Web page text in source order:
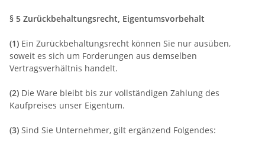
§ 5 Zurückbehaltungsrecht , Eigentumsvorbehalt
(1) Ein Zurückbehaltungsrecht können Sie nur ausüben,
soweit es sich um Forderungen aus demselben
Vertragsverhältnis handelt.
(2) Die Ware bleibt bis zur vollständigen Zahlung des
Kaufpreises unser Eigentum.
(3) Sind Sie Unternehmer, gilt ergänzend Folgendes: